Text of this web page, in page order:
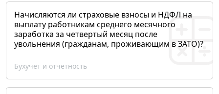
Начисляются ли страховые взносы и НДФЛ на
выплату работникам среднего месячного
заработка за четвертый месяц после
увольнения (гражданам, проживающим в ЗАТО)?
Бухучет и отчетность